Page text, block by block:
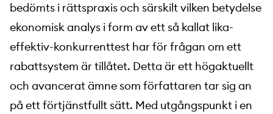
bedömts i rättspraxis och särskilt vilken betydelse
ekonomisk analys i form av ett så kallat lika-
effektiv-konkurrenttest har för frågan om ett
rabattsystem är tillåtet. Detta är ett högaktuellt
och avancerat ämne som författaren tar sig an
på ett förtjänstfullt sätt. Med utgångspunkt i en